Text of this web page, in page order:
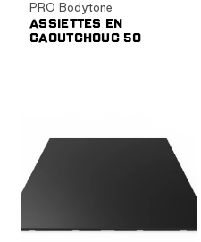
PRO Bodytone
ASSIETTES EN
CAOUTCHOUC 50